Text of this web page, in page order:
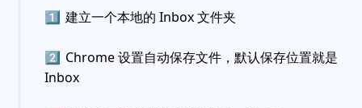
1️⃣ 建立一个本地的 Inbox 文件夹
2️⃣ Chrome 设置自动保存文件，默认保存位置就是
Inbox